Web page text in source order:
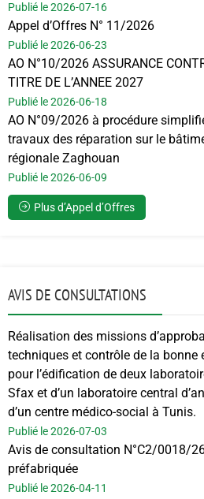
Publié le 2026-07-16
Appel d’Offres N° 11/2026
Publié le 2026-06-23
AO N°10/2026 ASSURANCE
TITRE DE L’ANNEE 2027
Publié le 2026-06-18
AO N°09/2026 à procédure
travaux des réparation sur le
régionale Zaghouan
Publié le 2026-06-09
Plus d’Appel d’Offres
AVIS DE CONSULTATIONS
Réalisation des missions
techniques et contrôle de la bonne
pour l’édification de deux
Sfax et d’un laboratoire central
d’un centre médico-social à Tunis.
Publié le 2026-07-03
Avis de consultation N°C2/0018/
préfabriquée
Publié le 2026-04-11